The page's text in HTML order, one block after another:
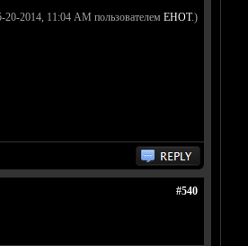
20-2014, 11:04 AM пользователем EHOT.)
#540